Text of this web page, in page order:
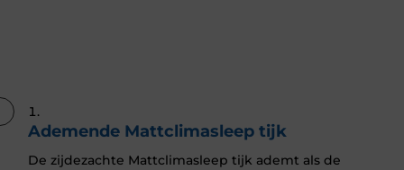
Ademende Mattclimasleep tijk
De zijdezachte Mattclimasleep tijk ademt als de